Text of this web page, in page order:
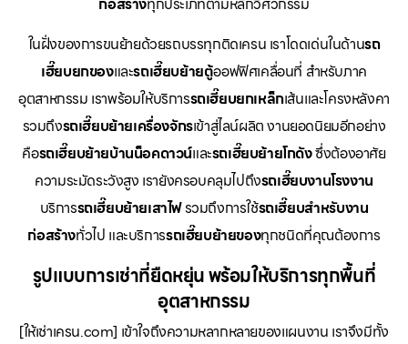
ในฝั่งของการขนย้ายด้วยรถบรรทุกติดเครน เราโดดเด่นในด้านรถ
เฮี๊ยบยกของและรถเฮี๊ยบย้ายตู้ออฟฟิศเคลื่อนที่ สำหรับภาค
อุตสาหกรรม เราพร้อมให้บริการรถเฮี๊ยบยกเหล็กเส้นและโครงหลังคา
รวมถึงรถเฮี๊ยบย้ายเครื่องจักรเข้าสู่ไลน์ผลิต งานยอดนิยมอีกอย่าง
คือรถเฮี๊ยบย้ายบ้านน็อคดาวน์และรถเฮี๊ยบย้ายโกดังซึ่งต้องอาศัย
ความระมัดระวังสูง เรายังครอบคลุมไปถึงรถเฮี๊ยบงานโรงงาน
บริการรถเฮี๊ยบย้ายเสาไฟรวมถึงการใช้รถเฮี๊ยบสำหรับงาน
ก่อสร้างทั่วไป และบริการรถเฮี๊ยบย้ายของทุกชนิดที่คุณต้องการ
รูปแบบการเช่าที่ยืดหยุ่น พร้อมให้บริการทุกพื้นที่
อุตสาหกรรม
[ให้เช่าเครน.com] เข้าใจถึงความหลากหลายของแผนงาน เราจึงมีทั้ง